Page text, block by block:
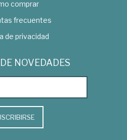
comprar
frecuentes
de privacidad
NOVEDADES